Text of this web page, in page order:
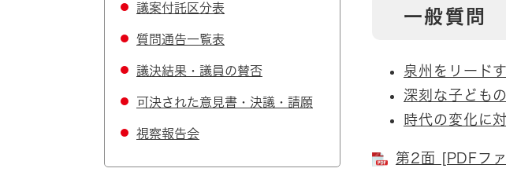
一般質問
泉州をリード
深刻な子ども
時代の変化に
第2面 [PDFフ
議案付託区分表
質問通告一覧表
議決結果・議員の賛否
可決された意見書・決議・請願
視察報告会